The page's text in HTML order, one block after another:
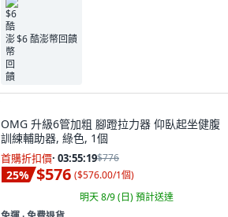
$6 酷澎幣回饋
OMG 升級6管加粗 腳蹬拉力器 仰臥起坐健腹
訓練輔助器, 綠色, 1個
首購折扣價· 03:55:18$776
25% $576 ($576.00/1個)
明天 8/9 (日)預計送達